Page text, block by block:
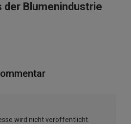
der Blumenindustrie
wird nicht veröffentlicht.